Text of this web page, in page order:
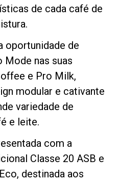
de cada café de
oportunidade de
Mode nas suas
e Pro Milk,
modular e cativante
variedade de
e leite.
com a
Classe 20 ASB e
destinada aos